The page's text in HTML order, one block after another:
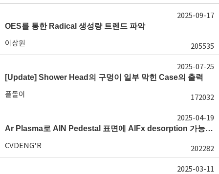
OES를 통한 Radical 생성량 트렌드 파악
이상원 205535
2025-09-17
[Update] Shower Head의 구멍이 일부 막힌 Case의 출력
플돌이 172032
2025-07-25
Ar Plasma로 AlN Pedestal 표면에 AlFx desorption 가능 여부가 궁금합니다.
CVDENG'R 202282
2025-04-19
2025-03-11